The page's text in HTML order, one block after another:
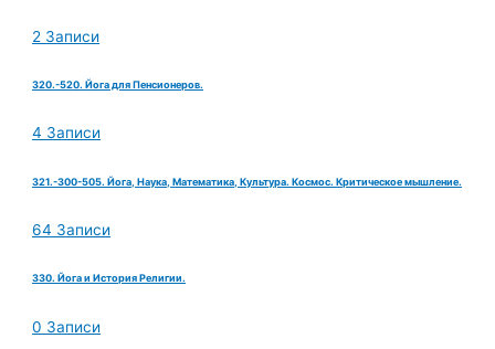
2 Записи
320.-520. Йога для Пенсионеров.
4 Записи
321.-300-505. Йога, Наука, Математика, Культура. Космос. Критическое мышление.
64 Записи
330. Йога и История Религии.
0 Записи